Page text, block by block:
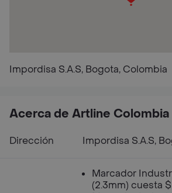
Impordisa S.A.S, Bogota, Colombia
Acerca de Artline Colombia
Dirección Impordisa S.A.S,
Marcador
(2.3mm) cuesta $